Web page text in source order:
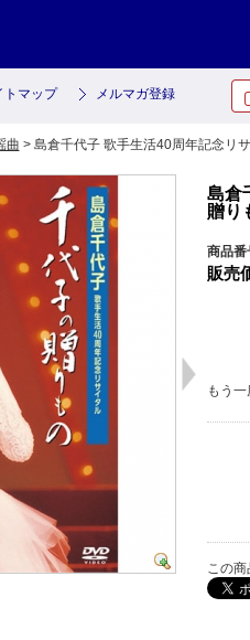
トマップ メルマガ登録
曲 > 島倉千代子 歌手生活40周年記念リ
島倉
贈り
商品
販売
もう
この商